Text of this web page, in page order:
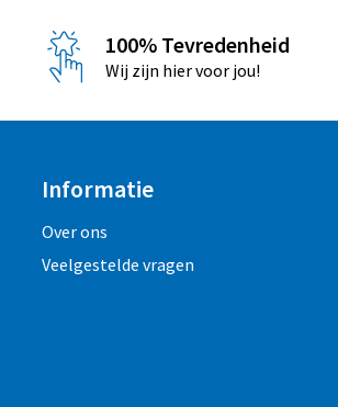
100% Tevredenheid
Wij zijn hier voor jou!
Informatie
Over ons
Veelgestelde vragen